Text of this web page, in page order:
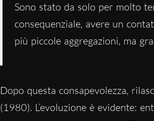
Sono stato da solo per molto
consequenziale, avere un
più piccole aggregazioni, ma
Dopo questa consapevolezza,
(1980). L’evoluzione è evidente: